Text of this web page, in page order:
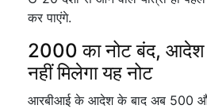
कर पाएंगे.
2000 का नोट बंद,
नहीं मिलेगा यह नोट
आरबीआई के आदेश के बाद अब 500